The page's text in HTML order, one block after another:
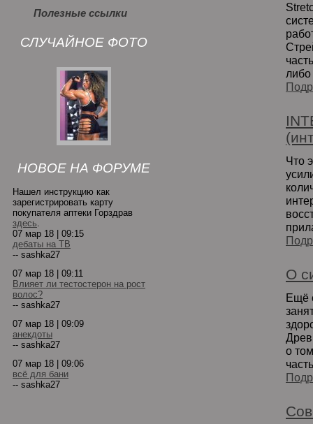
Полезные ссылки
СЛУЧАЙНОЕ ФОТО
НОВОЕ НА ФОРУМЕ
Нашел инструкцию как
зарегистрировать карту
покупателя аптеки Горздрав
здесь.
07 мар 18 | 09:15
дебаты на ТВ
-- sashka27
07 мар 18 | 09:11
Влияет ли тестостерон на рост
волос?
-- sashka27
07 мар 18 | 09:09
анекдоты
-- sashka27
07 мар 18 | 09:06
всё для бани
-- sashka27
Что
О
Ещё
о